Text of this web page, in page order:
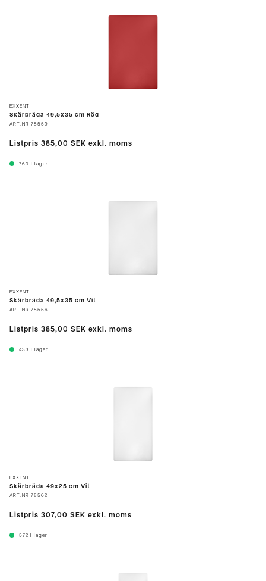
EXXENT
Skärbräda 49,5x35 cm Röd
ART.NR 78559
Listpris 385,00 SEK exkl. moms
763 I lager
EXXENT
Skärbräda 49,5x35 cm Vit
ART.NR 78556
Listpris 385,00 SEK exkl. moms
433 I lager
EXXENT
Skärbräda 49x25 cm Vit
ART.NR 78562
Listpris 307,00 SEK exkl. moms
572 I lager